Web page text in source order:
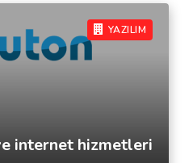
YAZILIM
internet hizmetleri